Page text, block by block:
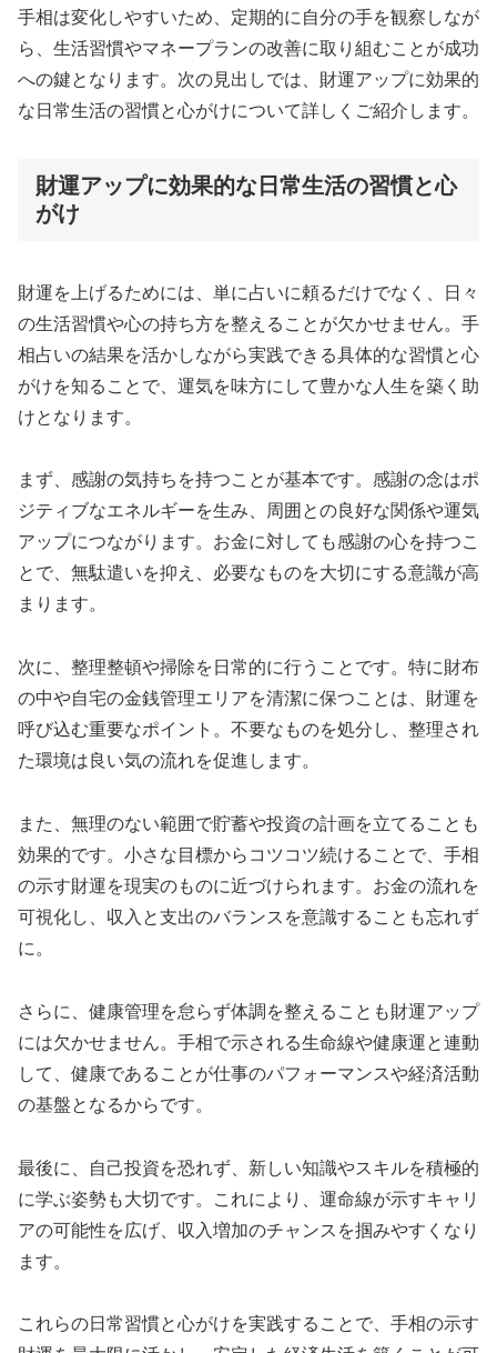
手相は変化しやすいため、定期的に自分の手を観察しなが
ら、生活習慣やマネープランの改善に取り組むことが成功
への鍵となります。次の見出しでは、財運アップに効果的
な日常生活の習慣と心がけについて詳しくご紹介します。
財運アップに効果的な日常生活の習慣と心
がけ
財運を上げるためには、単に占いに頼るだけでなく、日々
の生活習慣や心の持ち方を整えることが欠かせません。手
相占いの結果を活かしながら実践できる具体的な習慣と心
がけを知ることで、運気を味方にして豊かな人生を築く助
けとなります。
まず、感謝の気持ちを持つことが基本です。感謝の念はポ
ジティブなエネルギーを生み、周囲との良好な関係や運気
アップにつながります。お金に対しても感謝の心を持つこ
とで、無駄遣いを抑え、必要なものを大切にする意識が高
まります。
次に、整理整頓や掃除を日常的に行うことです。特に財布
の中や自宅の金銭管理エリアを清潔に保つことは、財運を
呼び込む重要なポイント。不要なものを処分し、整理され
た環境は良い気の流れを促進します。
また、無理のない範囲で貯蓄や投資の計画を立てることも
効果的です。小さな目標からコツコツ続けることで、手相
の示す財運を現実のものに近づけられます。お金の流れを
可視化し、収入と支出のバランスを意識することも忘れず
に。
さらに、健康管理を怠らず体調を整えることも財運アップ
には欠かせません。手相で示される生命線や健康運と連動
して、健康であることが仕事のパフォーマンスや経済活動
の基盤となるからです。
最後に、自己投資を恐れず、新しい知識やスキルを積極的
に学ぶ姿勢も大切です。これにより、運命線が示すキャリ
アの可能性を広げ、収入増加のチャンスを掴みやすくなり
ます。
これらの日常習慣と心がけを実践することで、手相の示す